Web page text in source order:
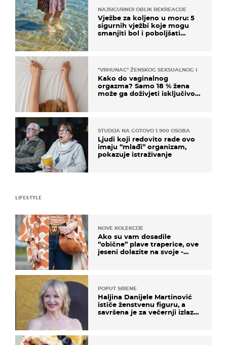
NAJSIGURNIJI OBLIK REKREACIJE
Vježbe za koljeno u moru: 5
sigurnih vježbi koje mogu
smanjiti bol i poboljšati
"VRHUNAC" ŽENSKOG SEKSUALNOG ISKUSTVA
Kako do vaginalnog
orgazma? Samo 18 % žena
može ga doživjeti isključivo
STUDIJA NA GOTOVO 1.900 OSOBA
Ljudi koji redovito rade ovo
imaju “mlađi” organizam,
pokazuje istraživanje
LIFESTYLE
NOVE KOLEKCIJE
Ako su vam dosadile
“obične” plave traperice, ove
jeseni dolazite na svoje -
POPUT SIRENE
Haljina Danijele Martinović
ističe ženstvenu figuru, a
savršena je za večernji izlazak